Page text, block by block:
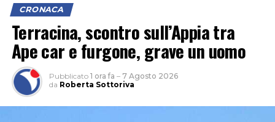
CRONACA
Terracina, scontro sull’Appia tra
Ape car e furgone, grave un uomo
Pubblicato 1 ora fa – 7 Agosto 2026
da Roberta Sottoriva